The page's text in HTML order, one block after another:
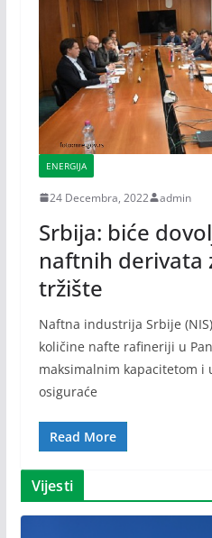
ENERGIJA
24 Decembra, 2022 admin
Srbija: biće
naftnih derivata
tržište
Naftna industrija Srbije
količine nafte rafineriji u
maksimalnim kapacitetom i
osiguraće
Read More
Vijesti